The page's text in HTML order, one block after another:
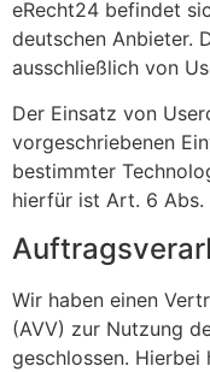
eRecht24 befindet
deutschen Anbieter.
ausschließlich von
Der Einsatz von
vorgeschriebenen
bestimmter
hierfür ist Art. 6 Abs.
Wir haben einen
(AVV) zur Nutzung
geschlossen. Hierbei